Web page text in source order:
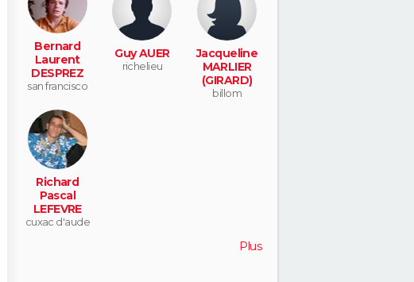
Bernard
Laurent
DESPREZ
san francisco
Guy AUER
richelieu
Jacqueline
MARLIER
(GIRARD)
billom
Richard
Pascal
LEFEVRE
cuxac d'aude
Plus